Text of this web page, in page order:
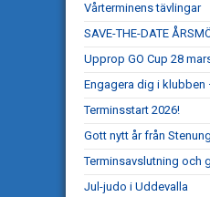
Vårterminens tävlingar
SAVE-THE-DATE
Upprop GO Cup 28
Engagera dig i
Terminsstart 2026!
Gott nytt år från
Terminsavslutning och
Jul-judo i Uddevalla